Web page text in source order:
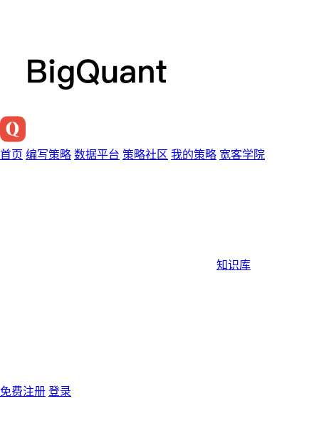
首页 编写策略 数据平台 策略社区 我的策略 宽客学院
知识库
免费注册 登录